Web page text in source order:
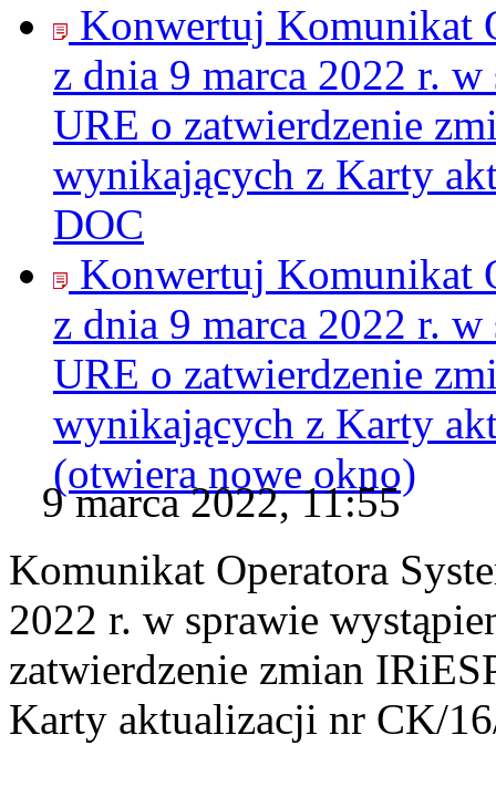
Konwertuj Komunikat
z dnia 9 marca 2022 r.
URE o zatwierdzenie
wynikających z Karty
DOC
Konwertuj Komunikat
z dnia 9 marca 2022 r.
URE o zatwierdzenie
wynikających z Karty
(otwiera nowe okno)
9 marca 2022, 11:55
Komunikat Operatora
2022 r. w sprawie
zatwierdzenie zmian
Karty aktualizacji nr CK/